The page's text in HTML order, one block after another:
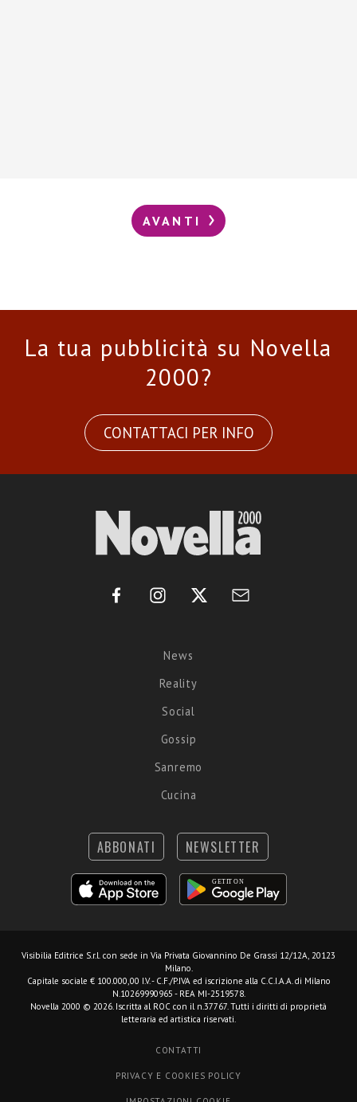
AVANTI
La tua pubblicità su Novella
2000?
CONTATTACI PER INFO
News
Reality
Social
Gossip
Sanremo
Cucina
ABBONATI NEWSLETTER
Visibilia Editrice S.r.l. con sede in Via Privata Giovannino De Grassi 12/12A, 20123
Milano.
Capitale sociale € 100.000,00 I.V. - C.F./P.IVA ed iscrizione alla C.C.I.A.A. di Milano
N.10269990965 - REA MI-2519578.
Novella 2000 © 2026. Iscritta al ROC con il n.37767. Tutti i diritti di proprietà
letteraria ed artistica riservati.
CONTATTI
PRIVACY E COOKIES POLICY